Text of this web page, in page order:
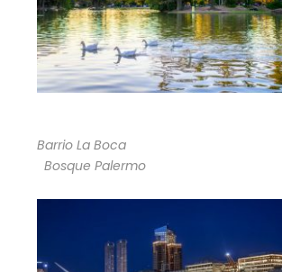
Barrio La
Bosque Palermo